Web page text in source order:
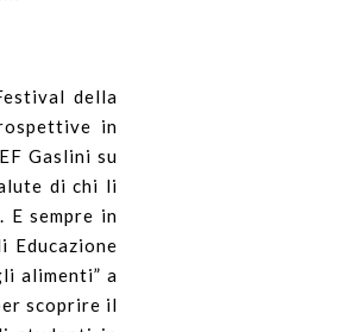
della
in
Gaslini su
di chi li
E sempre in
Educazione
alimenti” a
scoprire il